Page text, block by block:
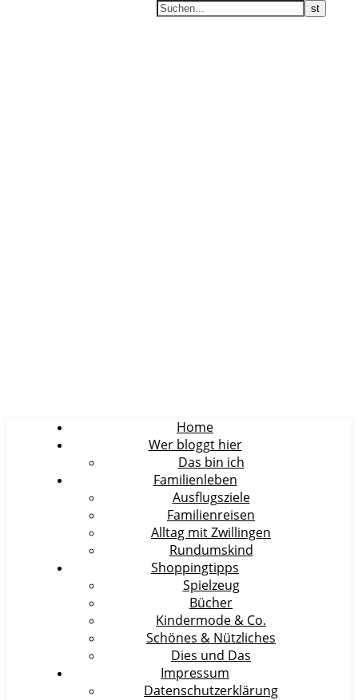
Home
Wer bloggt hier
Das bin ich
Familienleben
Ausflugsziele
Familienreisen
Alltag mit Zwillingen
Rundumskind
Shoppingtipps
Spielzeug
Bücher
Kindermode & Co.
Schönes & Nützliches
Dies und Das
Impressum
Datenschutzerklärung